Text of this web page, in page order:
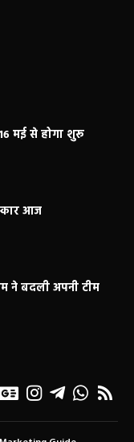
मई से होगा शुरू
आज
बदली अपनी टीम